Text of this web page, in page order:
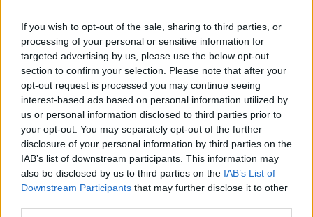
If you wish to opt-out of the sale, sharing to third parties, or
processing of your personal or sensitive information for
targeted advertising by us, please use the below opt-out
section to confirm your selection. Please note that after your
opt-out request is processed you may continue seeing
interest-based ads based on personal information utilized by
us or personal information disclosed to third parties prior to
your opt-out. You may separately opt-out of the further
disclosure of your personal information by third parties on the
IAB’s list of downstream participants. This information may
also be disclosed by us to third parties on the IAB’s List of
Downstream Participants that may further disclose it to other
Celníci odhalili gang překupníků papoušků, zajistili
stovku ptáků
5.8.2026 20:13 (ČTK)
Celníci odhalili gang
překupníků chráněných druhů
papoušků působící v několika
krajích a zajistili asi stovku
ptáků. S odchytem a
zajištěním zvířat celníkům pomohly zoo v Praze, Zlíně a Ostravě. V
ostravské zahradě také papoušci nalezli dočasné útočiště. V
tiskové zprávě nawebucelníků to oznámila mluvčí Celní správy ČR
Martina Kaňková. Případem se zabývá policie.